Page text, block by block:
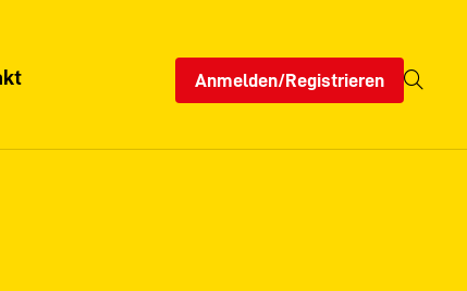
Anmelden/Registrieren